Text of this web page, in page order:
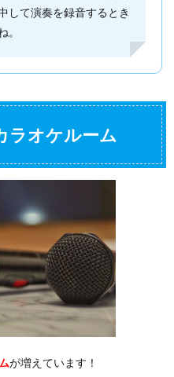
して演奏を録音するとき
。
オケルーム
が増えています！